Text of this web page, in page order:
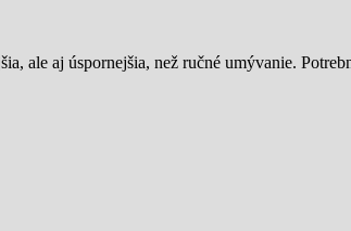
ale aj úspornejšia, než ručné umývanie.